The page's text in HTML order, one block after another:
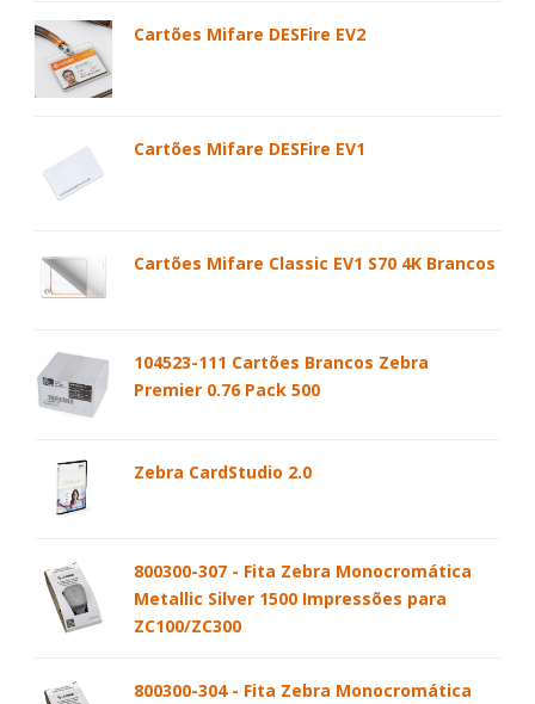
Cartões Mifare DESFire EV2
Cartões Mifare DESFire EV1
Cartões Mifare Classic EV1 S70 4K Brancos
104523-111 Cartões Brancos Zebra
Premier 0.76 Pack 500
Zebra CardStudio 2.0
800300-307 - Fita Zebra Monocromática
Metallic Silver 1500 Impressões para
ZC100/ZC300
800300-304 - Fita Zebra Monocromática